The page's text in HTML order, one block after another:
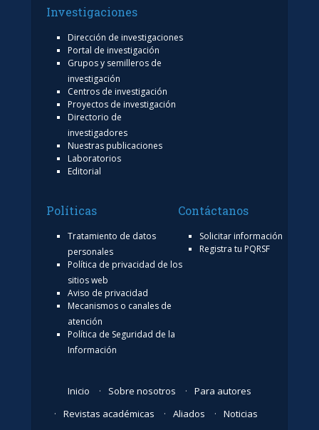
Investigaciones
Dirección de investigaciones
Portal de investigación
Grupos y semilleros de
investigación
Centros de investigación
Proyectos de investigación
Directorio de
investigadores
Nuestras publicaciones
Laboratorios
Editorial
Políticas
Tratamiento de datos
personales
Política de privacidad de los
sitios web
Aviso de privacidad
Mecanismos o canales de
atención
Política de Seguridad de la
Información
Contáctanos
Solicitar información
Registra tu PQRSF
Inicio Sobre nosotros
Para autores
Revistas académicas
Aliados
Noticias